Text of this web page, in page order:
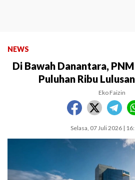
NEWS
Di Bawah Danantara,
Puluhan Ribu
Eko Faizin
Selasa, 07 Juli 2026 |